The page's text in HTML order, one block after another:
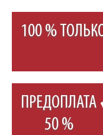
100 %
ПРЕДОПЛАТА
50 %